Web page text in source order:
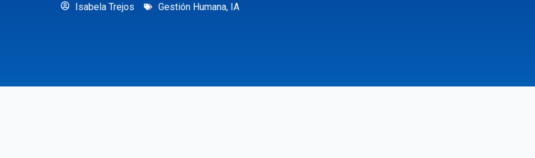
Isabela Trejos Gestión Humana, IA